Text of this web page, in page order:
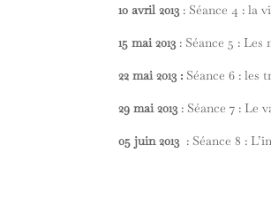
10 avril 2013 : Séance 4 : la
15 mai 2013 : Séance 5 :
22 mai 2013 : Séance 6 : les
29 mai 2013 : Séance 7 : Le
05 juin 2013 : Séance 8 :